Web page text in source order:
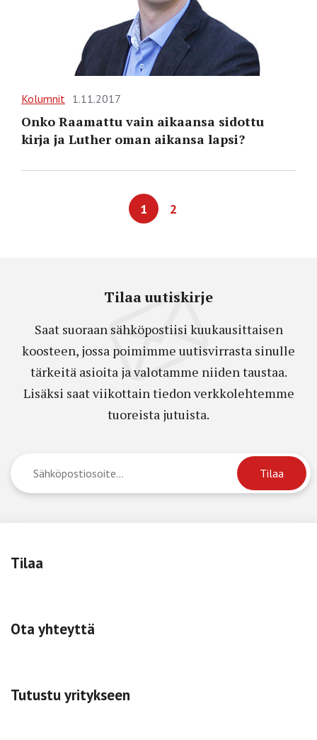
Kolumnit 1.11.2017
Onko Raamattu vain aikaansa sidottu
kirja ja Luther oman aikansa lapsi?
1 2
Tilaa uutiskirje
Saat suoraan sähköpostiisi kuukausittaisen
koosteen, jossa poimimme uutisvirrasta sinulle
tärkeitä asioita ja valotamme niiden taustaa.
Lisäksi saat viikottain tiedon verkkolehtemme
tuoreista jutuista.
Tilaa
Ota yhteyttä
Tutustu yritykseen